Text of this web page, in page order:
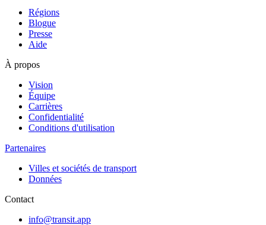
Régions
Blogue
Presse
Aide
À propos
Vision
Équipe
Carrières
Confidentialité
Conditions d'utilisation
Partenaires
Villes et sociétés de transport
Données
Contact
info@transit.app